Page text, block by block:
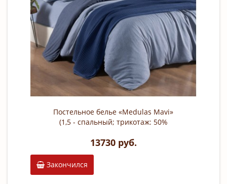
Постельное белье «Medulas Mavi»
(1,5 - спальный; трикотаж: 50%
13730 руб.
Закончился